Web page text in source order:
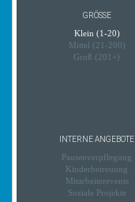
GRÖSSE
Klein (1-20)
Mittel (21-200)
Groß (201+)
INTERNE ANGEBOTE
Pausenverpflegung
Kinderbetreuung
Mitarbeiterevents
Soziale Projekte